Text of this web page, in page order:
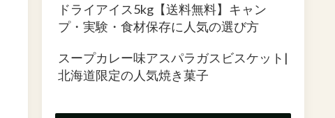
ドライアイス5kg【送料無料】キャン
プ・実験・食材保存に人気の選び方
スープカレー味アスパラガスビスケット|
北海道限定の人気焼き菓子